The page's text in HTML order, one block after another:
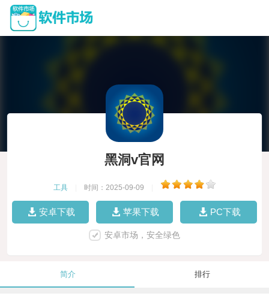
黑洞v官网
工具 时间：2025-09-09
安卓下载 苹果下载 PC下载
安卓市场，安全绿色
简介 排行